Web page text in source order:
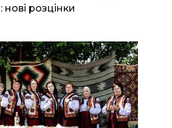
нові розцінки